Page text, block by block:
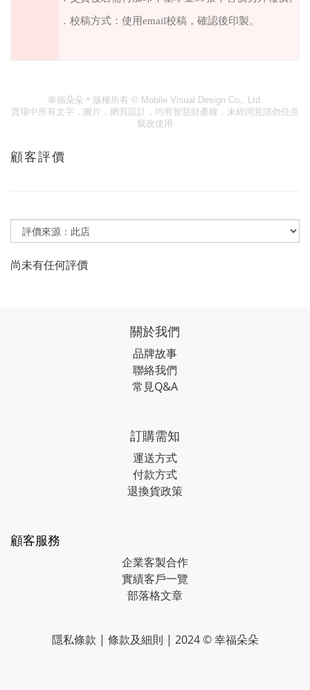
．校稿方式：使用email校稿，確認後印製。
幸福朵朵＊版權所有 © Mobile Visual Design Co., Ltd.
賣場中所有文字．圖片．網頁設計，均有智慧財產權，未經同意請勿任意
竄改使用
顧客評價
尚未有任何評價
關於我們
品牌故事
聯絡我們
常見Q&A
訂購需知
運送方式
付款方式
退換貨政策
顧客服務
企業客製合作
實績客戶一覽
部落格文章
隱私條款 | 條款及細則 | 2024 © 幸福朵朵